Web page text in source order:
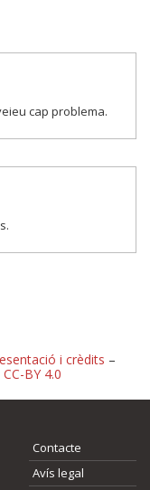
cap problema.
o
i crèdits –
BY 4.0
Contacte
Avís legal